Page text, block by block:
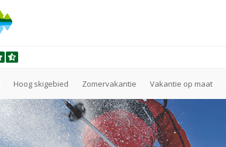
Hoog skigebied Zomervakantie Vakantie op maat